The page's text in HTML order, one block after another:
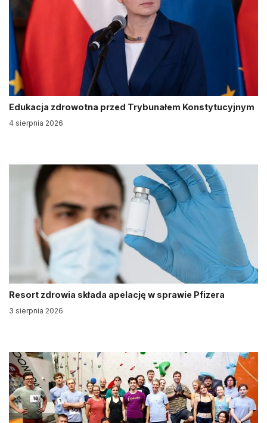
Edukacja zdrowotna przed Trybunałem Konstytucyjnym
4 sierpnia 2026
Resort zdrowia składa apelację w sprawie Pfizera
3 sierpnia 2026